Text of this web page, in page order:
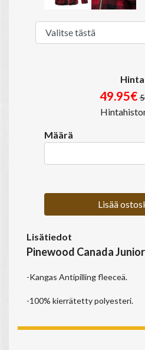
Hinta
49.95€
Määrä
Lisää
Lisätiedot
Pinewood Canada
-Kangas Antipilling fleeceä.
-100% kierrätetty polyesteri.